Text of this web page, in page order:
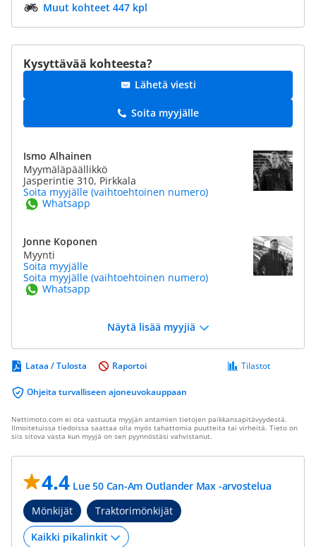
Muut kohteet 447 kpl
Kysyttävää kohteesta?
Lähetä viesti
Soita myyjälle
Ismo Alhainen
Myymäläpäällikkö
Jasperintie 310, Pirkkala
Soita myyjälle (vaihtoehtoinen numero)
Whatsapp
Jonne Koponen
Myynti
Soita myyjälle
Soita myyjälle (vaihtoehtoinen numero)
Whatsapp
Näytä lisää myyjiä
Lataa / Tulosta
Ohjeita turvalliseen ajoneuvokauppaan
Tilastot
Raportoi
Nettimoto.com ei ota vastuuta myyjän antamien tietojen paikkansapitävyydestä.
Ilmoitetuissa tiedoissa saattaa olla myös tahattomia puutteita tai virheitä. Tieto on
siis sitova vasta kun myyjä on sen pyynnöstäsi vahvistanut.
4.4 Lue 50 Can-Am Outlander Max -arvostelua
Mönkijät
Traktorimönkijät